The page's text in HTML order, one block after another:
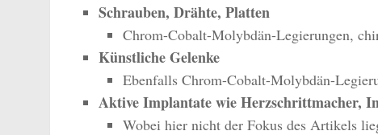
Schrauben, Drähte, Platten
Chrom-Cobalt-Molybdän-Legierungen,
Künstliche Gelenke
Ebenfalls Chrom-Cobalt-Molybdän-
Aktive Implantate wie Herzschrittmacher,
Wobei hier nicht der Fokus des Artikels